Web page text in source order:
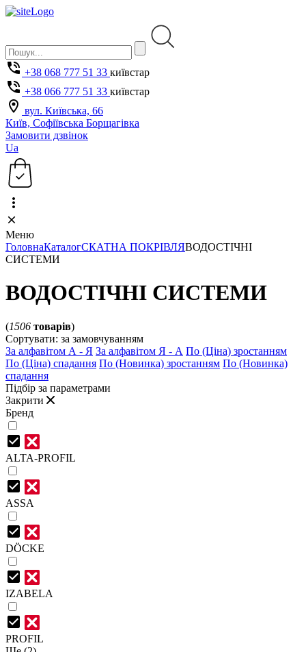
+38 068 777 51 33 київстар
+38 066 777 51 33 київстар
вул. Київська, 66
Київ, Софіївська Борщагівка
Замовити дзвінок
Ua
Меню
ГоловнаКаталогСКАТНА ПОКРІВЛЯВОДОСТІЧНІ
СИСТЕМИ
ВОДОСТІЧНІ СИСТЕМИ
(1506 товарів)
Сортувати: за замовчуванням
За алфавітом А - Я За алфавітом Я - А По (Ціна) зростанням
По (Ціна) спадання По (Новинка) зростанням По (Новинка)
спадання
Підбір за параметрами
Закрити
Бренд
ALTA-PROFIL
ASSA
DÖCKE
IZABELA
PROFIL